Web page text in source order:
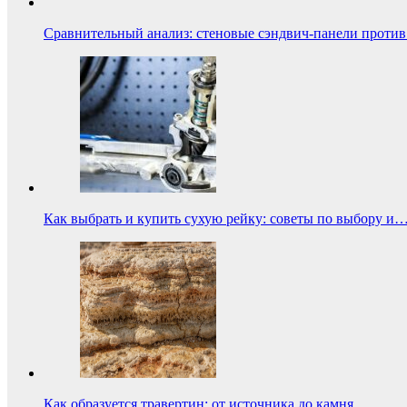
Сравнительный анализ: стеновые сэндвич-панели
Как выбрать и купить сухую рейку: советы по выбору
Как образуется травертин: от источника до камня